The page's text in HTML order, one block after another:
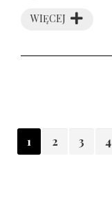
WIĘCEJ
1 2 3 4